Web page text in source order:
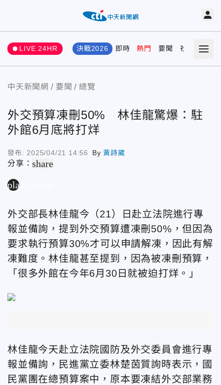
LIVE 24HR 決戰2026 即時 熱門 要聞 社會 娛樂
中天新聞網 要聞 總覽
外交預算凍刪50% 林佳龍驚爆：駐
外館6月底將打烊
發布: 2025/04/21 14:56 By黃詩崴
分享：share
play_arrow
外交部長林佳龍今（21）日赴立法院進行專
報並備詢，提到外交預算遭凍刪50%，但因為
要求執行預算30%才可以申請解凍，因此有解
凍難度。林佳龍甚至提到，因為被凍刪預算，
「很多外館在今年6月30日就被迫打烊。」
林佳龍今天赴立法院國防及外交委員會進行專
報並備詢，民進黨立委林楚茵質詢時表示，國
民黨團在總預算案中，原本要凍結外交部業務